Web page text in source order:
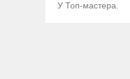
У Топ-мастера.